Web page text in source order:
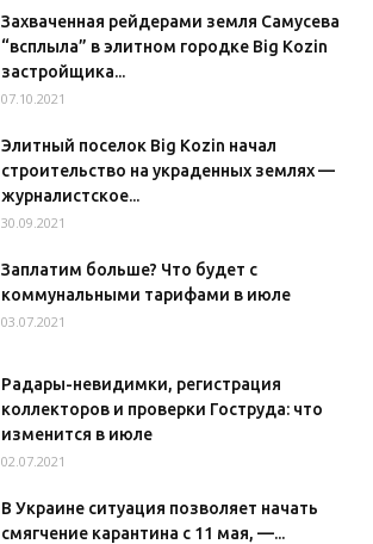
Захваченная рейдерами земля Самусева
“всплыла” в элитном городке Big Kozin
застройщика...
07.10.2021
Элитный поселок Big Kozin начал
строительство на украденных землях —
журналистское...
30.09.2021
Заплатим больше? Что будет с
коммунальными тарифами в июле
03.07.2021
Радары-невидимки, регистрация
коллекторов и проверки Гоструда: что
изменится в июле
02.07.2021
В Украине ситуация позволяет начать
смягчение карантина с 11 мая, —...